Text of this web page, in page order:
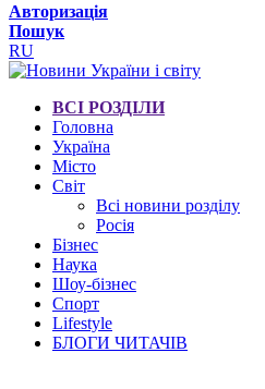
Авторизація
Пошук
RU
ВСІ РОЗДІЛИ
Головна
Україна
Місто
Світ
Всі новини розділу
Росія
Бізнес
Наука
Шоу-бізнес
Спорт
Lifestyle
БЛОГИ ЧИТАЧІВ